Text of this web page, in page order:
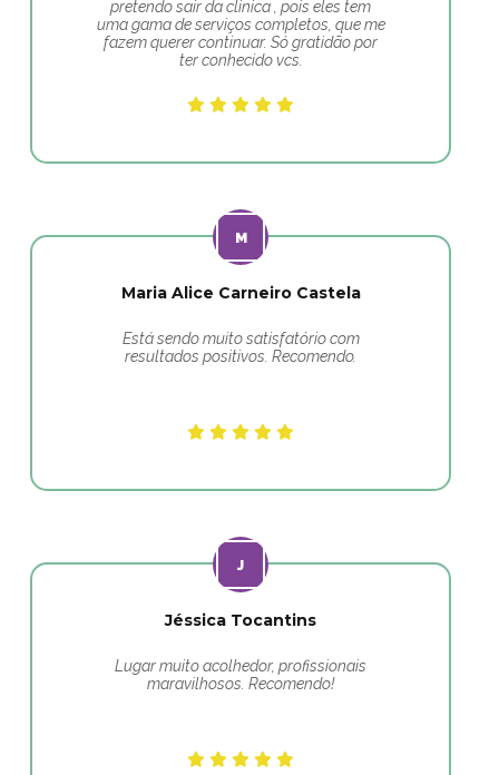
pretendo sair da clinica , pois eles tem
uma gama de serviços completos, que me
fazem querer continuar. Só gratidão por
ter conhecido vcs.
Maria Alice Carneiro Castela
Está sendo muito satisfatório com
resultados positivos. Recomendo.
Jéssica Tocantins
Lugar muito acolhedor, profissionais
maravilhosos. Recomendo!